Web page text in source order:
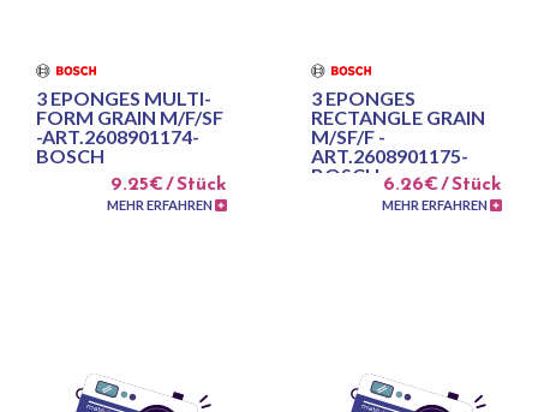
3 EPONGES MULTI-
FORM GRAIN M/F/SF
-ART.2608901174-
BOSCH
9.25€ / Stück
MEHR ERFAHREN
3 EPONGES
RECTANGLE GRAIN
M/SF/F -
ART.2608901175-
BOSCH 6.26€ / Stück
MEHR ERFAHREN